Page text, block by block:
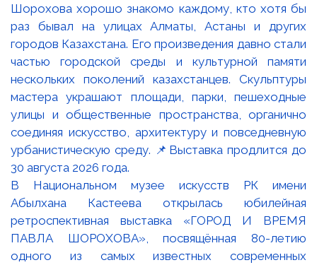
В Национальном музее искусств РК имени
Абылхана Кастеева открылась юбилейная
ретроспективная выставка «ГОРОД И ВРЕМЯ
ПАВЛА ШОРОХОВА», посвящённая 80-летию
одного из самых известных современных